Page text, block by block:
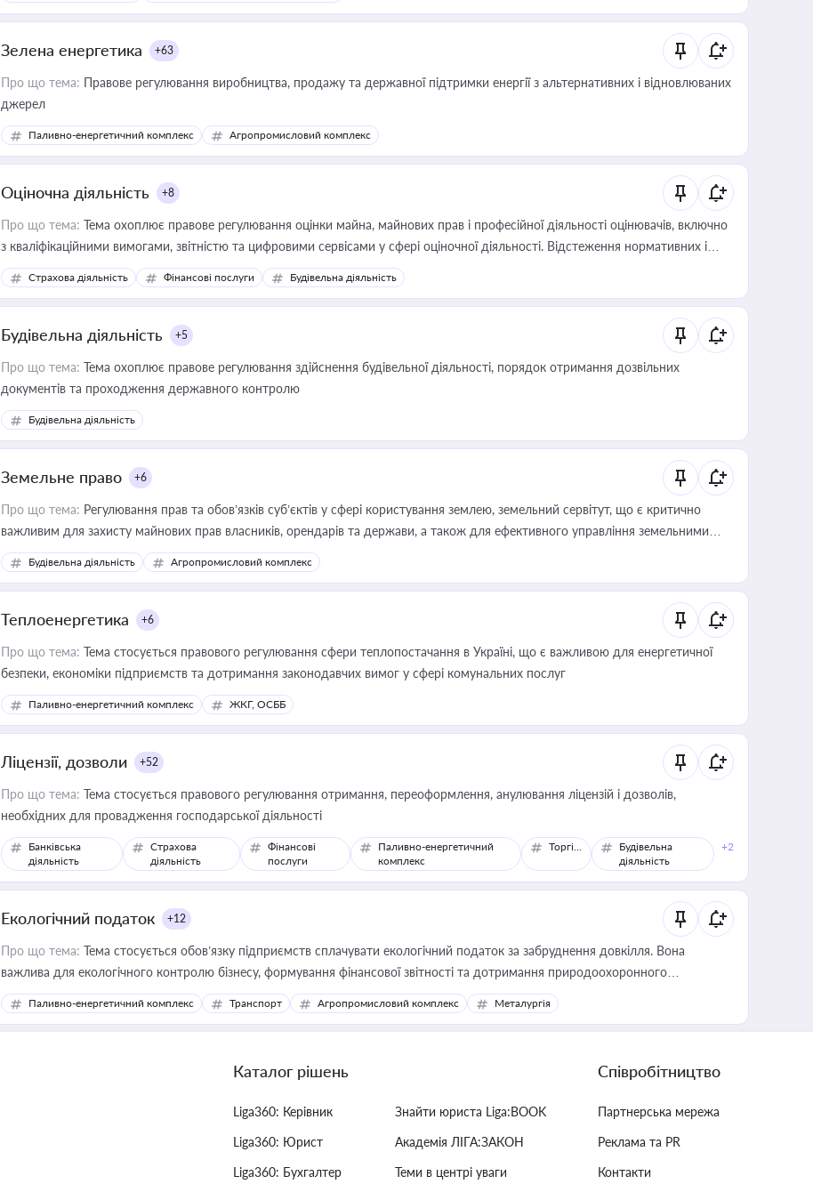
Зелена енергетика +63
Про що тема: Правове регулювання виробництва, продажу та державної підтримки енергії з альтернативних і відновлюваних
джерел
Паливно-енергетичний комплекс Агропромисловий комплекс
Оціночна діяльність +8
Про що тема: Тема охоплює правове регулювання оцінки майна, майнових прав і професійної діяльності оцінювачів, включно
з кваліфікаційними вимогами, звітністю та цифровими сервісами у сфері оціночної діяльності. Відстеження нормативних і
медійних змін у цій сфері корисне для власника бізнесу, керівника, юриста або бухгалтера під час оподаткування,
приватизації, оренди державного майна, корпоративних угод і перевірки статусу суб'єктів оціночної діяльності
Страхова діяльність Фінансові послуги Будівельна діяльність
Будівельна діяльність +5
Про що тема: Тема охоплює правове регулювання здійснення будівельної діяльності, порядок отримання дозвільних
документів та проходження державного контролю
Будівельна діяльність
Земельне право +6
Про що тема: Регулювання прав та обов’язків суб’єктів у сфері користування землею, земельний сервітут, що є критично
важливим для захисту майнових прав власників, орендарів та держави, а також для ефективного управління земельними
ресурсами
Будівельна діяльність Агропромисловий комплекс
Теплоенергетика +6
Про що тема: Тема стосується правового регулювання сфери теплопостачання в Україні, що є важливою для енергетичної
безпеки, економіки підприємств та дотримання законодавчих вимог у сфері комунальних послуг
Паливно-енергетичний комплекс ЖКГ, ОСББ
Ліцензії, дозволи +52
Про що тема: Тема стосується правового регулювання отримання, переоформлення, анулювання ліцензій і дозволів,
необхідних для провадження господарської діяльності
Банківська
діяльність
Страхова
діяльність
Фінансові
послуги
Паливно-енергетичний
комплекс
Торгівля
Будівельна
діяльність
+2
Екологічний податок +12
Про що тема: Тема стосується обов’язку підприємств сплачувати екологічний податок за забруднення довкілля. Вона
важлива для екологічного контролю бізнесу, формування фінансової звітності та дотримання природоохоронного
законодавства
Паливно-енергетичний комплекс Транспорт Агропромисловий комплекс Металургія
Каталог рішень
Liga360: Керівник
Liga360: Юрист
Liga360: Бухгалтер
Знайти юриста Liga:BOOK
Академія ЛІГА:ЗАКОН
Теми в центрі уваги
Співробітництво
Партнерська мережа
Реклама та PR
Контакти